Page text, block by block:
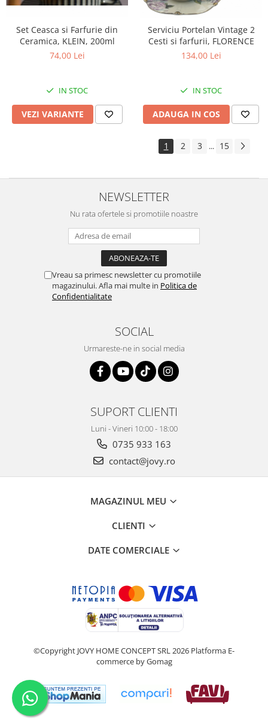
Set Ceasca si Farfurie din
Ceramica, KLEIN, 200ml
74,00 Lei
IN STOC
VEZI VARIANTE
Serviciu Portelan Vintage 2
Cesti si farfurii, FLORENCE
134,00 Lei
IN STOC
ADAUGA IN COS
1 2 3 ... 15
NEWSLETTER
Nu rata ofertele si promotiile noastre
Vreau sa primesc newsletter cu promotiile
magazinului. Afla mai multe in Politica de
Confidentialitate
SOCIAL
Urmareste-ne in social media
SUPORT CLIENTI
Luni - Vineri 10:00 - 18:00
0735 933 163
contact@jovy.ro
MAGAZINUL MEU
CLIENTI
DATE COMERCIALE
©Copyright JOVY HOME CONCEPT SRL 2026 Platforma E-
commerce by Gomag